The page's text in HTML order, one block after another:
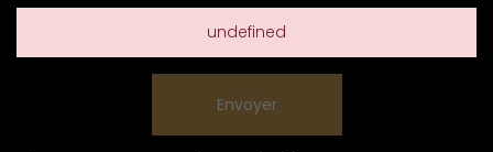
undefined